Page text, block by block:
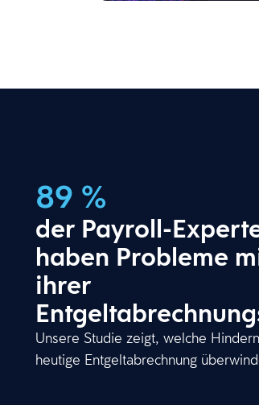
89 %
der Payroll-
haben Probleme
ihrer
Unsere Studie zeigt, welche
heutige Entgeltabrechnung